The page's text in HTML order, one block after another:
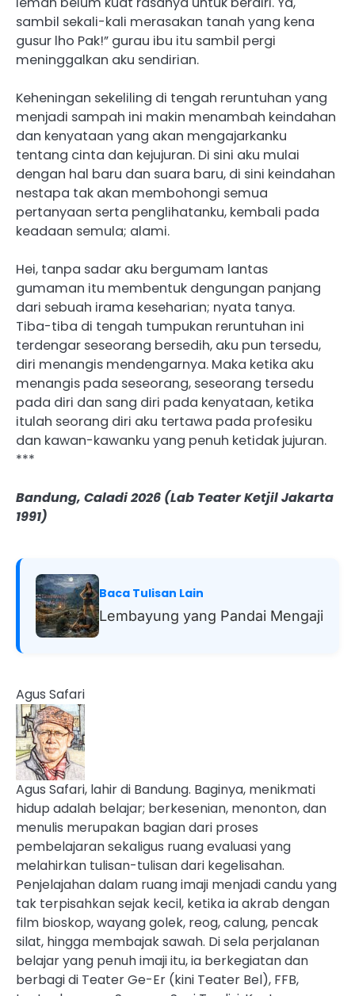
sambil sekali-kali merasakan tanah yang kena
gusur lho Pak!” gurau ibu itu sambil pergi
meninggalkan aku sendirian.
Keheningan sekeliling di tengah reruntuhan yang
menjadi sampah ini makin menambah keindahan
dan kenyataan yang akan mengajarkanku
tentang cinta dan kejujuran. Di sini aku mulai
dengan hal baru dan suara baru, di sini keindahan
nestapa tak akan membohongi semua
pertanyaan serta penglihatanku, kembali pada
keadaan semula; alami.
Hei, tanpa sadar aku bergumam lantas
gumaman itu membentuk dengungan panjang
dari sebuah irama keseharian; nyata tanya.
Tiba-tiba di tengah tumpukan reruntuhan ini
terdengar seseorang bersedih, aku pun tersedu,
diri menangis mendengarnya. Maka ketika aku
menangis pada seseorang, seseorang tersedu
pada diri dan sang diri pada kenyataan, ketika
itulah seorang diri aku tertawa pada profesiku
dan kawan-kawanku yang penuh ketidak jujuran.
***
Bandung, Caladi 2026 (Lab Teater Ketjil Jakarta
1991)
Baca Tulisan Lain
Lembayung yang Pandai Mengaji
Agus Safari
Agus Safari, lahir di Bandung. Baginya, menikmati
hidup adalah belajar; berkesenian, menonton, dan
menulis merupakan bagian dari proses
pembelajaran sekaligus ruang evaluasi yang
melahirkan tulisan-tulisan dari kegelisahan.
Penjelajahan dalam ruang imaji menjadi candu yang
tak terpisahkan sejak kecil, ketika ia akrab dengan
film bioskop, wayang golek, reog, calung, pencak
silat, hingga membajak sawah. Di sela perjalanan
belajar yang penuh imaji itu, ia berkegiatan dan
berbagi di Teater Ge-Er (kini Teater Bel), FFB,